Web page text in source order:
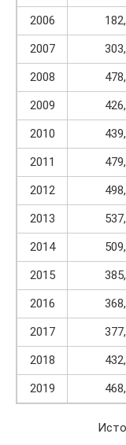
2006
2007
2008
2009
2010
2011
2012
2013
2014
2015
2016
2017
2018
2019